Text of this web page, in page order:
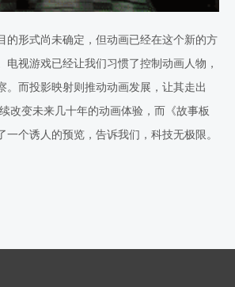
的形式尚未确定，但动画已经在这个新的方
电视游戏已经让我们习惯了控制动画人物，
。而投影映射则推动动画发展，让其走出
改变未来几十年的动画体验，而《故事板
一个诱人的预览，告诉我们，科技无极限。